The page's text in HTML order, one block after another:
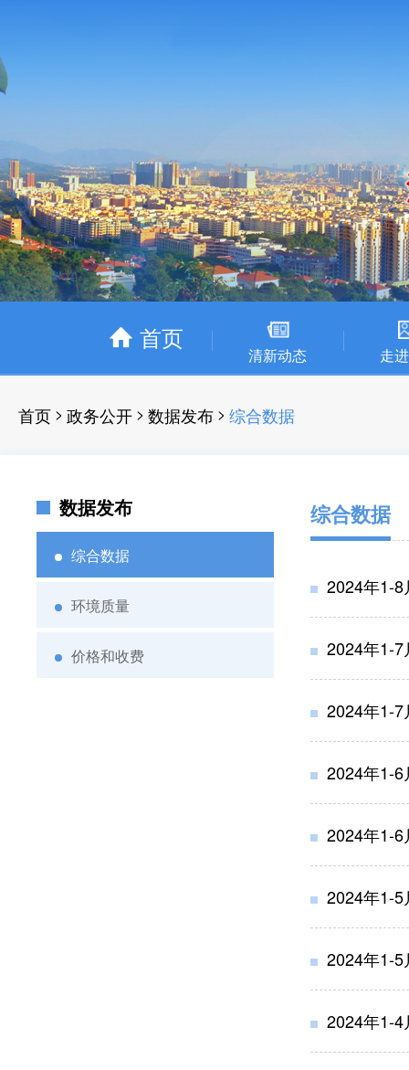
首页
清新动态 走
首页 > 政务公开 > 数据发布 > 综合数据
数据发布
综合数据
环境质量
价格和收费
综合数据
2024年1-
2024年1-
2024年1-
2024年1-
2024年1-
2024年1-
2024年1-
2024年1-